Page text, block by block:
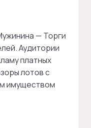
— Торги
Аудитории
платных
лотов с
имуществом